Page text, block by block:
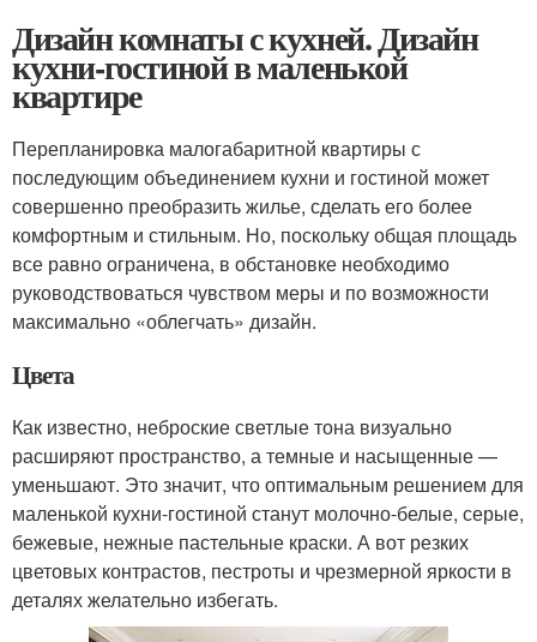
Дизайн комнаты с кухней. Дизайн
кухни-гостиной в маленькой
квартире
Перепланировка малогабаритной квартиры с
последующим объединением кухни и гостиной может
совершенно преобразить жилье, сделать его более
комфортным и стильным. Но, поскольку общая площадь
все равно ограничена, в обстановке необходимо
руководствоваться чувством меры и по возможности
максимально «облегчать» дизайн.
Цвета
Как известно, неброские светлые тона визуально
расширяют пространство, а темные и насыщенные —
уменьшают. Это значит, что оптимальным решением для
маленькой кухни-гостиной станут молочно-белые, серые,
бежевые, нежные пастельные краски. А вот резких
цветовых контрастов, пестроты и чрезмерной яркости в
деталях желательно избегать.